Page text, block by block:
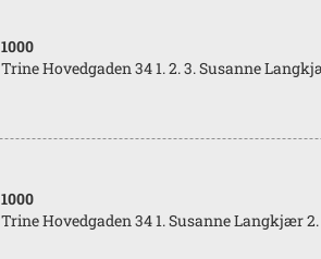
1000
Trine Hovedgaden 34 1. 2. 3. Susanne
1000
Trine Hovedgaden 34 1. Susanne Langkjær